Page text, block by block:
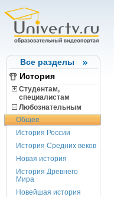
Все разделы
История
Студентам,
cпециалистам
Любознательным
Общее
История России
История Средних веков
Новая история
История Древнего
Мира
Новейшая история